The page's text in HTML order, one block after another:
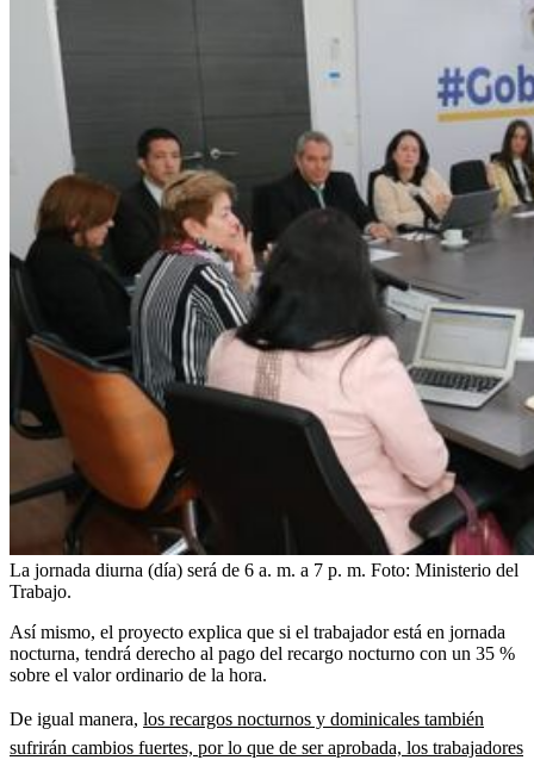
La jornada diurna (día) será de 6 a. m. a 7 p. m. Foto: Ministerio del
Trabajo.
Así mismo, el proyecto explica que si el trabajador está en jornada
nocturna, tendrá derecho al pago del recargo nocturno con un 35 %
sobre el valor ordinario de la hora.
De igual manera, los recargos nocturnos y dominicales también
sufrirán cambios fuertes, por lo que de ser aprobada, los trabajadores